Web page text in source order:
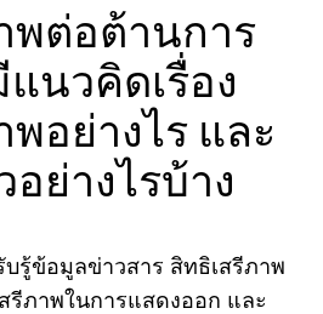
พต่อต้านการ
นวคิดเรื่อง
อย่างไร และ
ย่างไรบ้าง
บรู้ข้อมูลข่าวสาร สิทธิเสรีภาพ
รีภาพในการแสดงออก และ